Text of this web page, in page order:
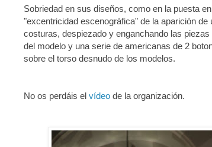
Sobriedad en sus diseños, como en la puesta
"excentricidad escenográfica" de la aparición de
costuras, despiezado y enganchando las
del modelo y una serie de americanas de 2
sobre el torso desnudo de los modelos.
No os perdáis el vídeo de la organización.